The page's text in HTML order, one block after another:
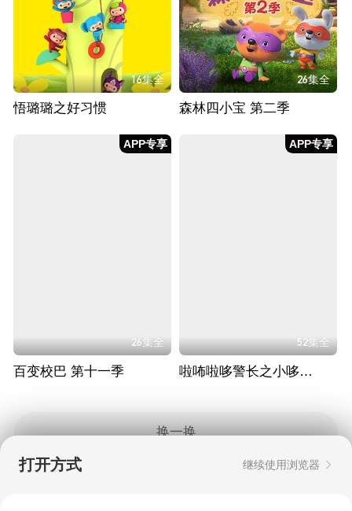
16集全
悟璐璐之好习惯
26集全
森林四小宝 第二季
APP专享
26集全
百变校巴 第十一季
APP专享
52集全
啦咘啦哆警长之小哆哆守护计划
换一换
打开方式 继续使用浏览器